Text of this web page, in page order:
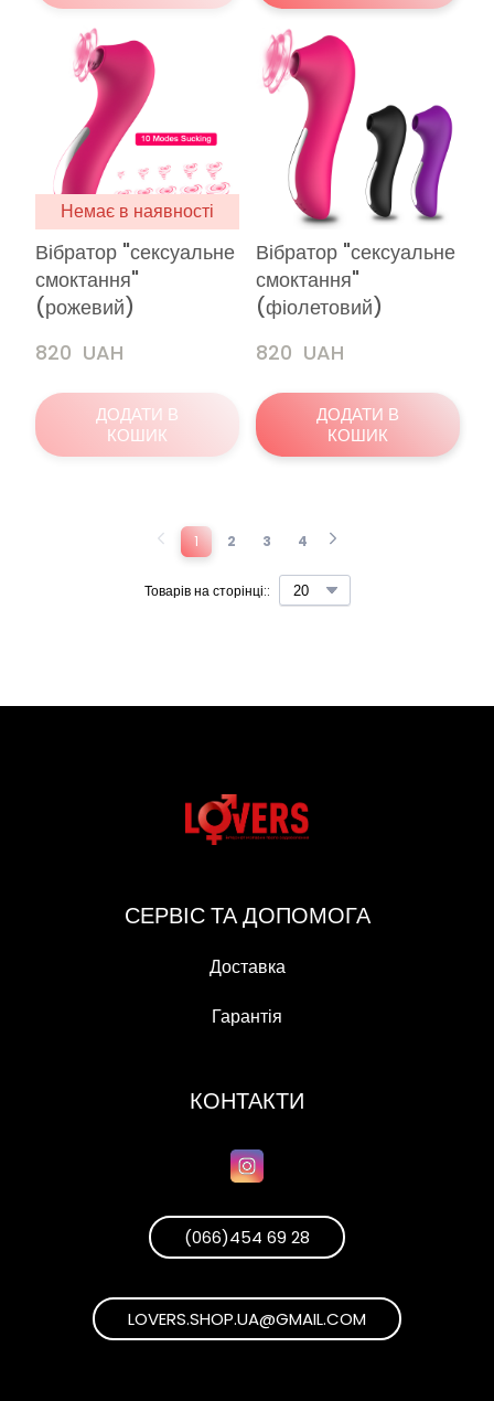
Немає в наявності
Вібратор "сексуальне
смоктання"
(рожевий)
820  UAH
ДОДАТИ В
КОШИК
Вібратор "сексуальне
смоктання"
(фіолетовий)
820  UAH
ДОДАТИ В
КОШИК
Товарів на сторінці::
1 2 3 4
СЕРВІС ТА ДОПОМОГА
Доставка
Гарантія
КОНТАКТИ
(066)454 69 28
LOVERS.SHOP.UA@GMAIL.COM